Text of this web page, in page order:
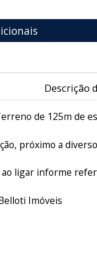
Descrição
de 125m de
próximo a
ligar informe
Imóveis